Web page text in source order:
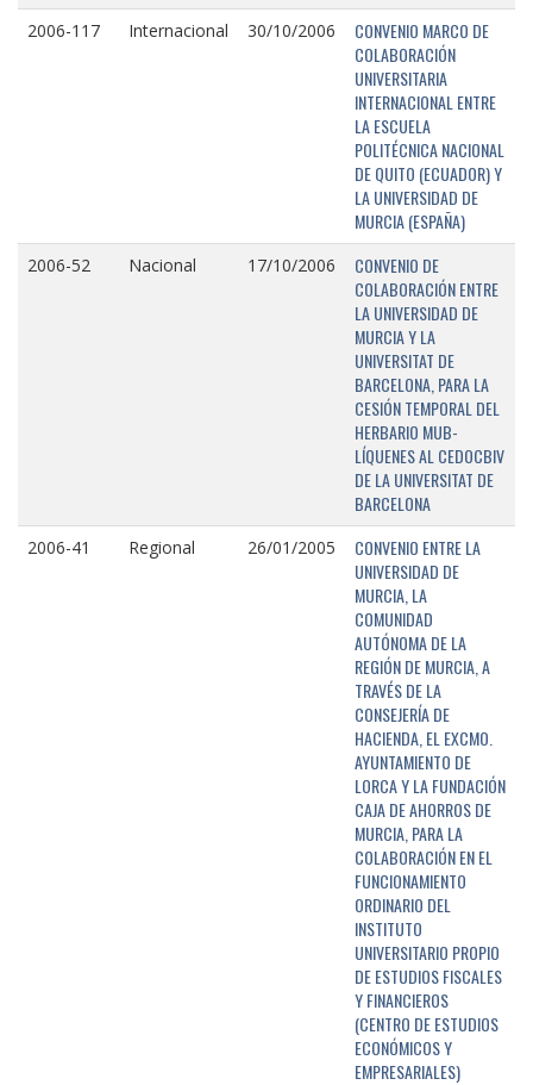
2006-117 Internacional 30/10/2006
CONVENIO MARCO DE
COLABORACIÓN
UNIVERSITARIA
INTERNACIONAL ENTRE
LA ESCUELA
POLITÉCNICA NACIONAL
DE QUITO (ECUADOR) Y
LA UNIVERSIDAD DE
MURCIA (ESPAÑA)
2006-52 Nacional 17/10/2006
CONVENIO DE
COLABORACIÓN ENTRE
LA UNIVERSIDAD DE
MURCIA Y LA
UNIVERSITAT DE
BARCELONA, PARA LA
CESIÓN TEMPORAL DEL
HERBARIO MUB-
LÍQUENES AL CEDOCBIV
DE LA UNIVERSITAT DE
BARCELONA
2006-41 Regional 26/01/2005
CONVENIO ENTRE LA
UNIVERSIDAD DE
MURCIA, LA
COMUNIDAD
AUTÓNOMA DE LA
REGIÓN DE MURCIA, A
TRAVÉS DE LA
CONSEJERÍA DE
HACIENDA, EL EXCMO.
AYUNTAMIENTO DE
LORCA Y LA FUNDACIÓN
CAJA DE AHORROS DE
MURCIA, PARA LA
COLABORACIÓN EN EL
FUNCIONAMIENTO
ORDINARIO DEL
INSTITUTO
UNIVERSITARIO PROPIO
DE ESTUDIOS FISCALES
Y FINANCIEROS
(CENTRO DE ESTUDIOS
ECONÓMICOS Y
EMPRESARIALES)